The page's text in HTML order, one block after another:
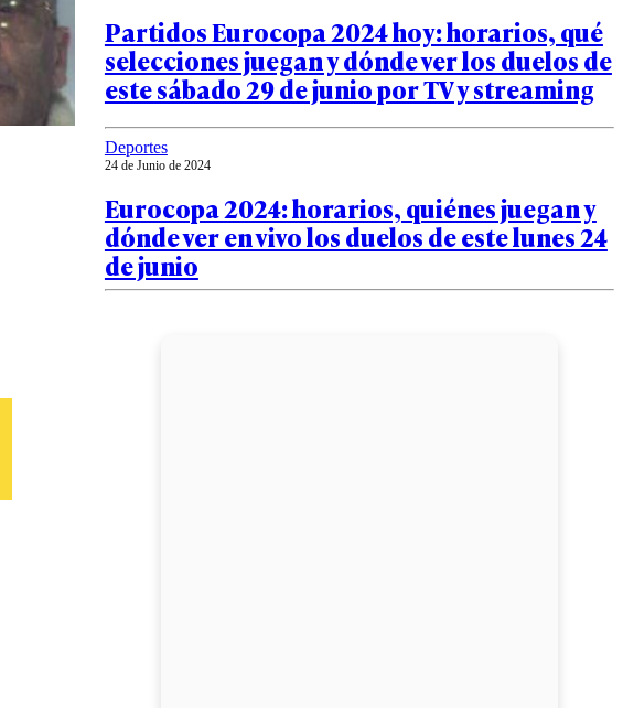
Partidos Eurocopa 2024 hoy: horarios, qué
selecciones juegan y dónde ver los duelos de
este sábado 29 de junio por TV y streaming
Deportes
24 de Junio de 2024
Eurocopa 2024: horarios, quiénes juegan y
dónde ver en vivo los duelos de este lunes 24
de junio